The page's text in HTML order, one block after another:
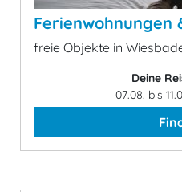
Ferienwohnungen
freie Objekte in
Deine
07.08. bis